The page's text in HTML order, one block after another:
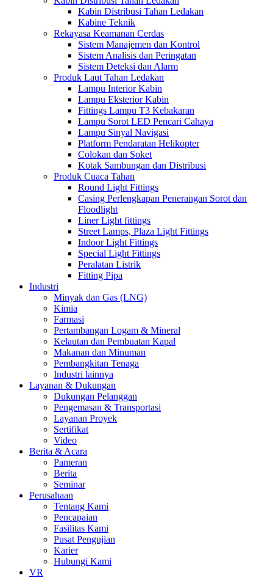
Kabin Distribusi Tahan Ledakan
Kabine Teknik
Rekayasa Keamanan Cerdas
Sistem Manajemen dan Kontrol
Sistem Analisis dan Peringatan
Sistem Deteksi dan Alarm
Produk Laut Tahan Ledakan
Lampu Interior Kabin
Lampu Eksterior Kabin
Fittings Lampu T3 Kebakaran
Lampu Sorot LED Pencari Cahaya
Lampu Sinyal Navigasi
Platform Pendaratan Helikopter
Colokan dan Soket
Kotak Sambungan dan Distribusi
Produk Cuaca Tahan
Round Light Fittings
Casing Perlengkapan Penerangan Sorot dan
Floodlight
Liner Light fittings
Street Lamps, Plaza Light Fittings
Indoor Light Fittings
Special Light Fittings
Peralatan Listrik
Fitting Pipa
Industri
Minyak dan Gas (LNG)
Kimia
Farmasi
Pertambangan Logam & Mineral
Kelautan dan Pembuatan Kapal
Makanan dan Minuman
Pembangkitan Tenaga
Industri lainnya
Layanan & Dukungan
Dukungan Pelanggan
Pengemasan & Transportasi
Layanan Proyek
Sertifikat
Video
Berita & Acara
Pameran
Berita
Seminar
Perusahaan
Tentang Kami
Pencapaian
Fasilitas Kami
Pusat Pengujian
Karier
Hubungi Kami
VR